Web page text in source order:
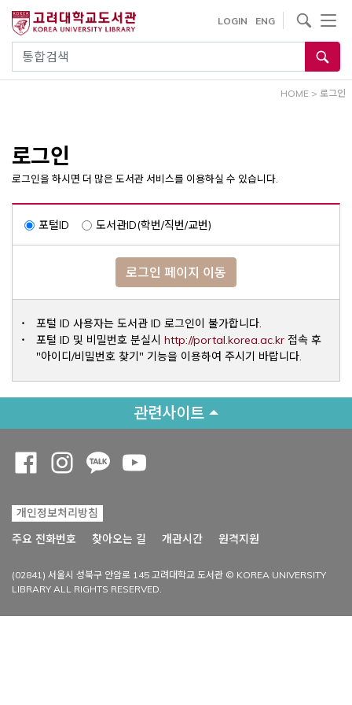
건
통합검색
LOGIN ENG
사이트내 검색
HOME > 로그인
로그인
로그인을 하시면 더 많은 도서관 서비스를 이용하실 수 있습니다.
포털ID 도서관ID(학번/직번/교번)
로그인 페이지 이동
포털 ID 사용자는 도서관 ID 로그인이 불가합니다.
포털 ID 및 비밀번호 분실시 http://portal.korea.ac.krOpens a
접속 후
"아이디/비밀번호 찾기" 기능을 이용하여 주시기 바랍니다.
관련사이트
개인정보처리방침
주요 전화번호
찾아오는 길 개관시간 원격지원
(02841) 서울시 성북구 안암로 145 고려대학교 도서관 © KOREA UNIVERSITY
LIBRARY ALL RIGHTS RESERVED.
Opens a new window
Opens a new window
Opens a new window